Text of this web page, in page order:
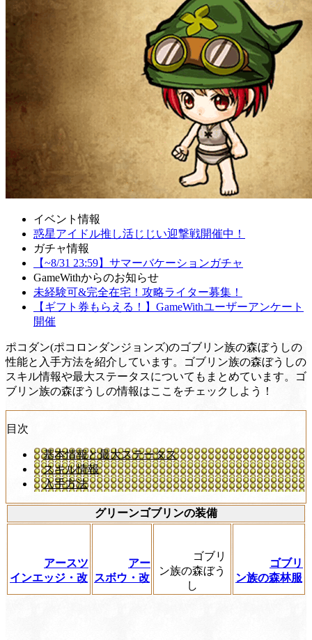
イベント情報
惑星アイドル推し活じじい迎撃戦開催中！
ガチャ情報
【~8/31 23:59】サマーバケーションガチャ
GameWithからのお知らせ
未経験可&完全在宅！攻略ライター募集！
【ギフト券もらえる！】GameWithユーザーアンケート
開催
ポコダン(ポコロンダンジョンズ)のゴブリン族の森ぼうしの
性能と入手方法を紹介しています。ゴブリン族の森ぼうしの
スキル情報や最大ステータスについてもまとめています。ゴ
ブリン族の森ぼうしの情報はここをチェックしよう！
目次
基本情報と最大ステータス
スキル情報
入手方法
グリーンゴブリンの装備
アースツ
インエッジ・改
アー
スボウ・改
ゴブリ
ン族の森ぼう
し
ゴブリ
ン族の森林服